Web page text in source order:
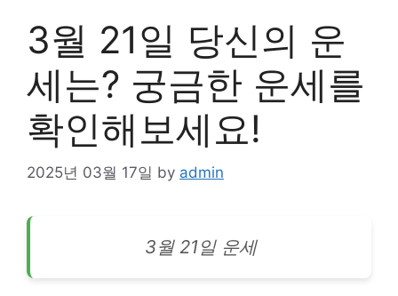
3월 21일 당신의 운
세는? 궁금한 운세를
확인해보세요!
2025년 03월 17일 by admin
3월 21일 운세